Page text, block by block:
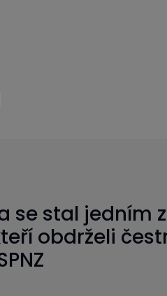
se stal jedním
obdrželi